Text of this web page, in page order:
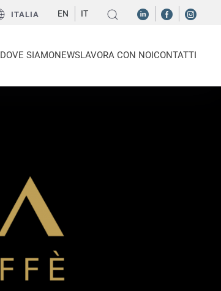
ITALIA EN IT
DOVE SIAMONEWSLAVORA CON NOICONTATTI